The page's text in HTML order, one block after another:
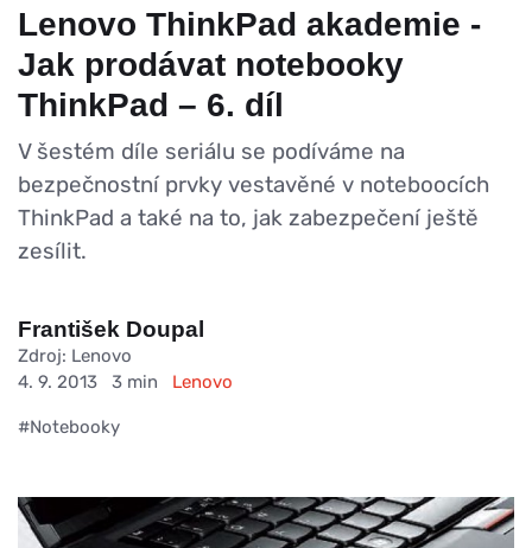
Lenovo ThinkPad akademie -
Jak prodávat notebooky
ThinkPad – 6. díl
V šestém díle seriálu se podíváme na
bezpečnostní prvky vestavěné v noteboocích
ThinkPad a také na to, jak zabezpečení ještě
zesílit.
František Doupal
Zdroj: Lenovo
4. 9. 2013
3 min Lenovo
#Notebooky